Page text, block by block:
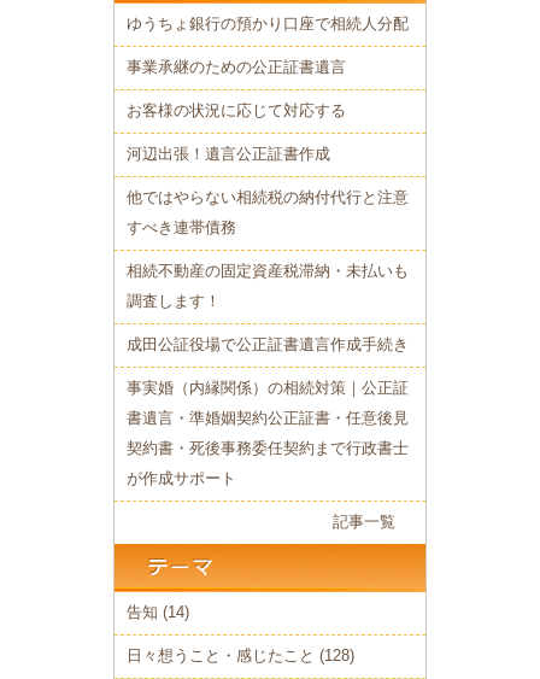
ゆうちょ銀行の預かり口座で相続人分配
事業承継のための公正証書遺言
お客様の状況に応じて対応する
河辺出張！遺言公正証書作成
他ではやらない相続税の納付代行と注意
すべき連帯債務
相続不動産の固定資産税滞納・未払いも
調査します！
成田公証役場で公正証書遺言作成手続き
事実婚（内縁関係）の相続対策｜公正証
書遺言・準婚姻契約公正証書・任意後見
契約書・死後事務委任契約まで行政書士
が作成サポート
記事一覧
告知 (14)
日々想うこと・感じたこと (128)